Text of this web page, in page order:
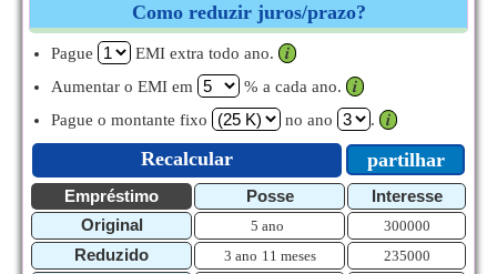
Como reduzir juros/prazo?
Pague EMI extra todo ano.
𝒊
Aumentar o EMI em
% a cada ano.
𝒊
Pague o montante fixo
no ano . 𝒊
Recalcular partilhar
Empréstimo Posse
Interesse
Original
5 ano 300000
Reduzido 3 ano 11 meses 235000